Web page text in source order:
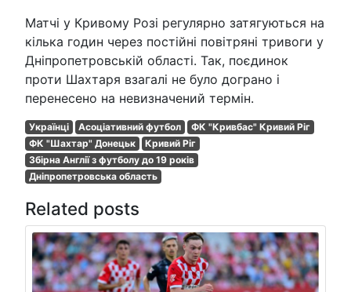
Матчі у Кривому Розі регулярно затягуються на
кілька годин через постійні повітряні тривоги у
Дніпропетровській області. Так, поєдинок
проти Шахтаря взагалі не було дограно і
перенесено на невизначений термін.
Українці Асоціативний футбол
ФК "Кривбас" Кривий Ріг
ФК "Шахтар" Донецьк
Кривий Ріг
Збірна Англії з футболу до 19 років
Дніпропетровська область
Related posts